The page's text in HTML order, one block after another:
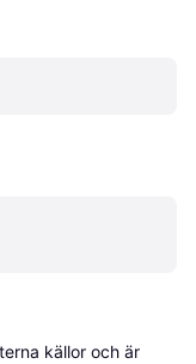
källor och är